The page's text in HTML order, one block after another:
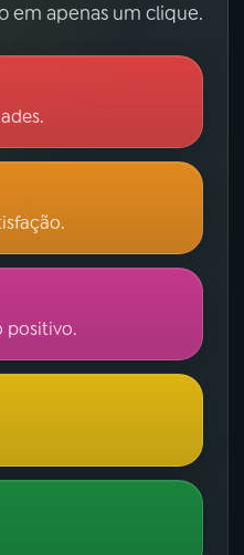
em apenas um clique.
positivo.